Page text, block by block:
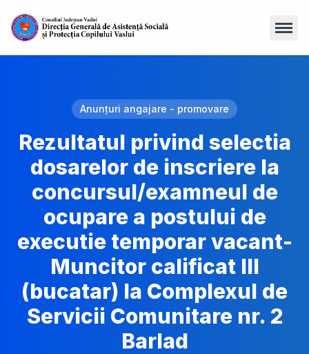
Anunțuri angajare - promovare
Rezultatul privind selectia
dosarelor de inscriere la
concursul/examneul de
ocupare a postului de
executie temporar vacant-
Muncitor calificat III
(bucatar) la Complexul de
Servicii Comunitare nr. 2
Barlad